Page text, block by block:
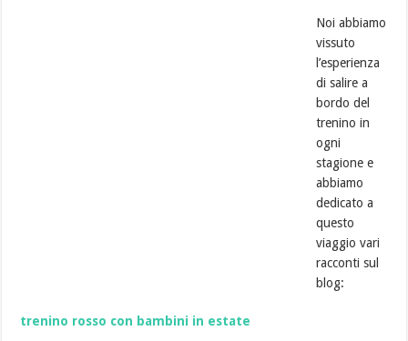
Noi abbiamo
vissuto
l’esperienza
di salire a
bordo del
trenino in
ogni
stagione e
abbiamo
dedicato a
questo
viaggio vari
racconti sul
blog:
trenino rosso con bambini in estate